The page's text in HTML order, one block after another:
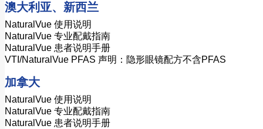
澳大利亚、新西兰
NaturalVue 使用说明
NaturalVue 专业配戴指南
NaturalVue 患者说明手册
VTI/NaturalVue PFAS 声明：隐形眼镜配方不含PFAS
加拿大
NaturalVue 使用说明
NaturalVue 专业配戴指南
NaturalVue 患者说明手册